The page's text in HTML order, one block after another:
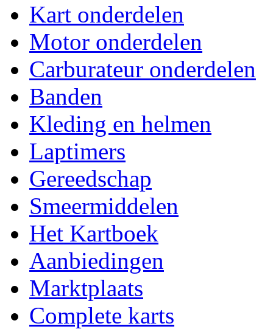
Kart onderdelen
Motor onderdelen
Carburateur onderdelen
Banden
Kleding en helmen
Laptimers
Gereedschap
Smeermiddelen
Het Kartboek
Aanbiedingen
Marktplaats
Complete karts